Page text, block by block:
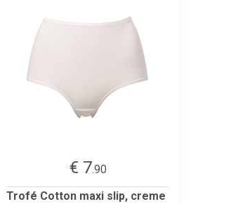
€ 7.90
Trofé Cotton maxi slip, creme